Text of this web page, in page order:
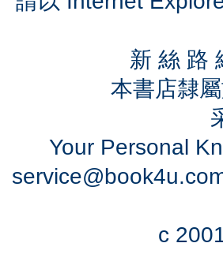
新 絲 路
本書店隸
Your Personal
c